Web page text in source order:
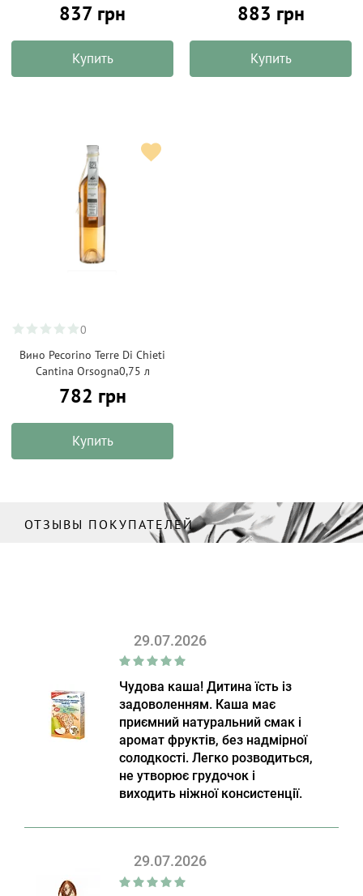
837 грн
Купить
883 грн
Купить
0
Вино Pecorino Terre Di Chieti
Cantina Orsogna0,75 л
782 грн
Купить
ОТЗЫВЫ ПОКУПАТЕЛЕЙ
29.07.2026
Чудова каша! Дитина їсть із
задоволенням. Каша має
приємний натуральний смак і
аромат фруктів, без надмірної
солодкості. Легко розводиться,
не утворює грудочок і
виходить ніжної консистенції.
29.07.2026